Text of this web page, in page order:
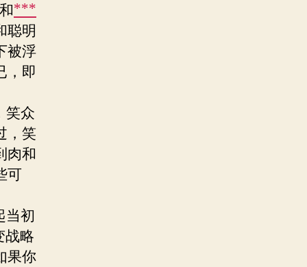
***
聪明
被浮
，即
笑众
，笑
肉和
可
初
战略
果你